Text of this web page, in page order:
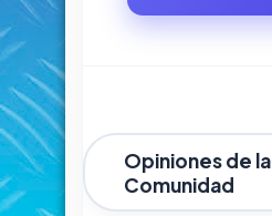
Opiniones de la
Comunidad